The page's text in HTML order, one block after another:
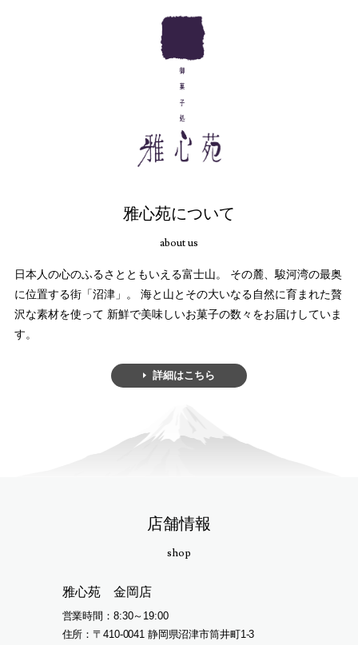
雅心苑について
about us
日本人の心のふるさとともいえる富士山。
その麓、駿河湾の最奥
に位置する街「沼津」。
海と山とその大いなる自然に育まれた贅
沢な素材を使って 新鮮で美味しいお菓子の数々をお届けしていま
す。
詳細はこちら
店舗情報
shop
雅心苑 金岡店
営業時間
8:30～19:00
住所
〒410-0041 静岡県沼津市筒井町1-3